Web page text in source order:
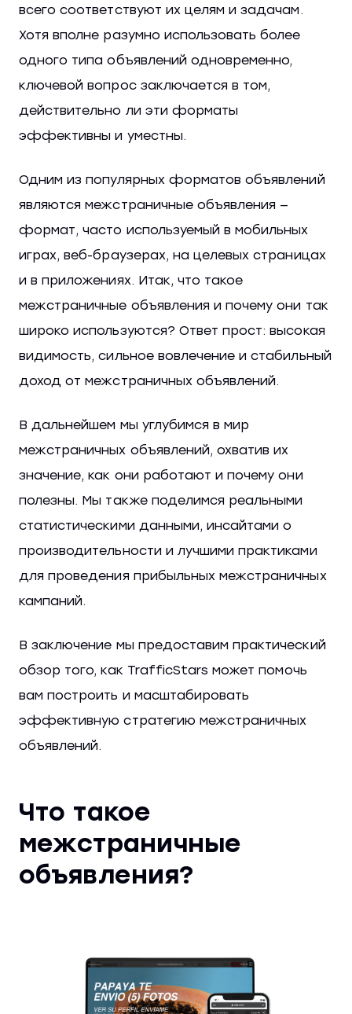
всего соответствуют их целям и задачам.
Хотя вполне разумно использовать более
одного типа объявлений одновременно,
ключевой вопрос заключается в том,
действительно ли эти форматы
эффективны и уместны.
Одним из популярных форматов объявлений
являются межстраничные объявления —
формат, часто используемый в мобильных
играх, веб-браузерах, на целевых страницах
и в приложениях. Итак, что такое
межстраничные объявления и почему они так
широко используются? Ответ прост: высокая
видимость, сильное вовлечение и стабильный
доход от межстраничных объявлений.
В дальнейшем мы углубимся в мир
межстраничных объявлений, охватив их
значение, как они работают и почему они
полезны. Мы также поделимся реальными
статистическими данными, инсайтами о
производительности и лучшими практиками
для проведения прибыльных межстраничных
кампаний.
В заключение мы предоставим практический
обзор того, как TrafficStars может помочь
вам построить и масштабировать
эффективную стратегию межстраничных
объявлений.
Что такое
межстраничные
объявления?